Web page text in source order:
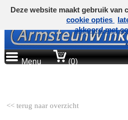
Menu (0)
<< terug naar overzicht
Deze website maakt gebruik van
cookie opties
akkoord met